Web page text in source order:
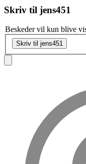
Skriv til jens451
Beskeder vil kun blive
Skriv til jens451